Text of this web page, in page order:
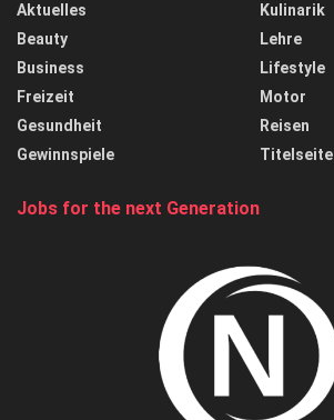
Aktuelles
Beauty
Business
Freizeit
Gesundheit
Gewinnspiele
Kulinarik
Lehre
Lifestyle
Motor
Reisen
Titelseite
Jobs for the next Generation